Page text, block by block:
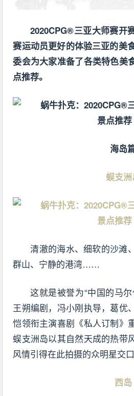
2020CPG®三亚大师赛开
赛运动员更好的体验三亚的美
委会为大家准备了各类特色美
点推荐。
海岛
蜈支
清澈的海水、细软的沙滩
群山、宁静的港湾……
这就是被誉为“中国的马
王朔编剧，冯小刚执导，葛优
恺领衔主演喜剧《私人订制》
蜈支洲岛以其自然天成的热带
风情引得在此拍摄的众明星交口
西岛